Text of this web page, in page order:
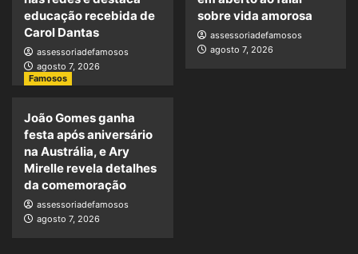
educação recebida de
Carol Dantas
assessoriadefamosos
agosto 7, 2026
sobre vida amorosa
assessoriadefamosos
agosto 7, 2026
Famosos
João Gomes ganha
festa após aniversário
na Austrália, e Ary
Mirelle revela detalhes
da comemoração
assessoriadefamosos
agosto 7, 2026